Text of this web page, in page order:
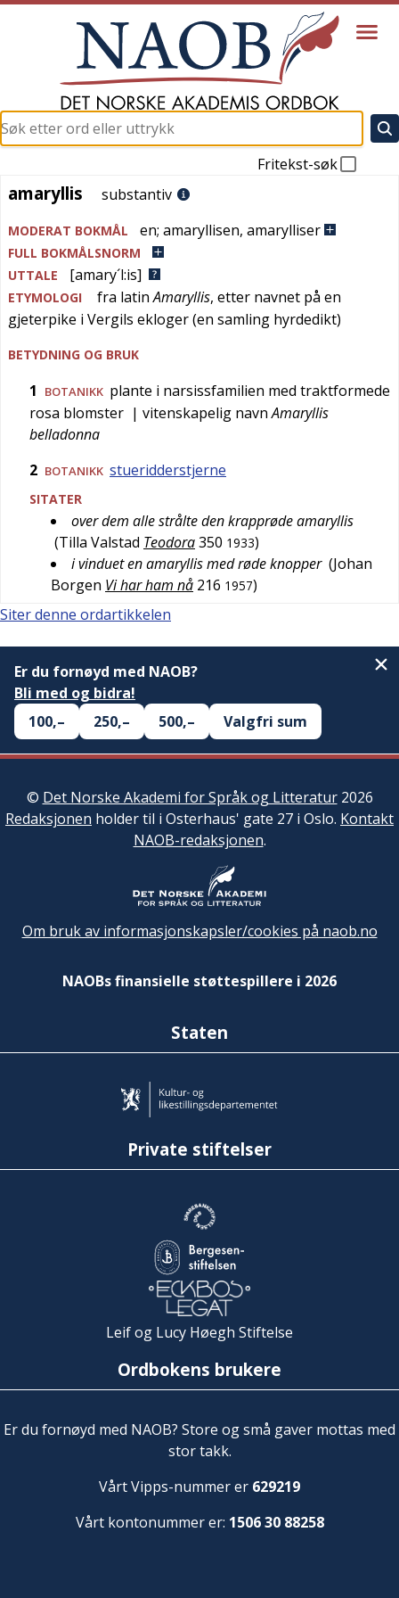
Fritekst-søk
amaryllis
amaryllis substantiv
MODERAT BOKMÅL en; amaryllisen, amarylliser
FULL BOKMÅLSNORM
UTTALE
[amary´l:is]
ETYMOLOGI fra latin Amaryllis, etter navnet på en
gjeterpike i Vergils ekloger (en samling hyrdedikt)
BETYDNING OG BRUK
1 BOTANIKK plante i narsissfamilien med traktformede
rosa blomster | vitenskapelig navnAmaryllis
belladonna
2 BOTANIKK stueridderstjerne
SITATER
over dem alle strålte den krapprøde amaryllis
(Tilla Valstad Teodora350 1933)
i vinduet en amaryllis med røde knopper (Johan
Borgen Vi har ham nå 216 1957)
Siter denne ordartikkelen
Er du fornøyd med NAOB?
Bli med og bidra!
100,–
250,– 500,– Valgfri sum
© Det Norske Akademi for Språk og Litteratur2026
Redaksjonen holder til i Osterhaus' gate 27 i Oslo. Kontakt
NAOB-redaksjonen.
Om bruk av informasjonskapsler/cookies på naob.no
NAOBs finansielle støttespillere i 2026
Staten
Private stiftelser
Leif og Lucy Høegh Stiftelse
Ordbokens brukere
Er du fornøyd med NAOB? Store og små gaver mottas med
stor takk.
Vårt Vipps-nummer er 629219
Vårt kontonummer er: 1506 30 88258